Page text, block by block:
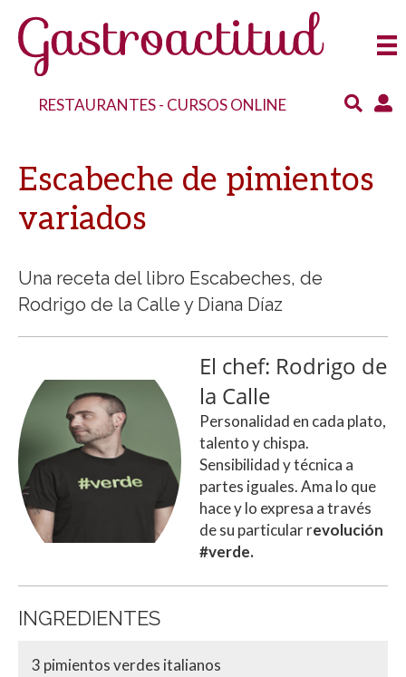
RESTAURANTES- CURSOS ONLINE
Escabeche de pimientos
variados
Una receta del libro Escabeches, de
Rodrigo de la Calle y Diana Díaz
El chef: Rodrigo de
la Calle
Personalidad en cada plato,
talento y chispa.
Sensibilidad y técnica a
partes iguales. Ama lo que
hace y lo expresa a través
de su particular revolución
#verde.
INGREDIENTES
3 pimientos verdes italianos